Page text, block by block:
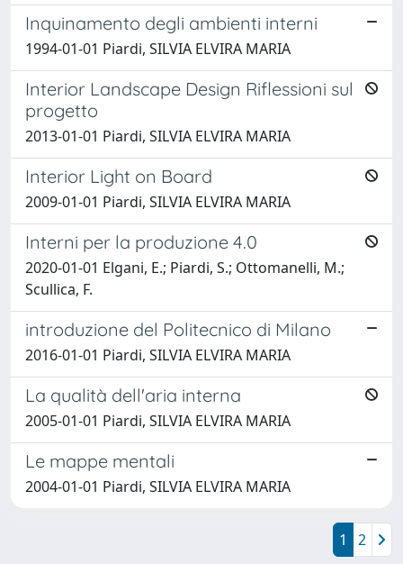
Inquinamento degli ambienti interni
1994-01-01 Piardi, SILVIA ELVIRA MARIA
Interior Landscape Design Riflessioni sul
progetto
2013-01-01 Piardi, SILVIA ELVIRA MARIA
Interior Light on Board
2009-01-01 Piardi, SILVIA ELVIRA MARIA
Interni per la produzione 4.0
2020-01-01 Elgani, E.; Piardi, S.; Ottomanelli, M.;
Scullica, F.
introduzione del Politecnico di Milano
2016-01-01 Piardi, SILVIA ELVIRA MARIA
La qualità dell'aria interna
2005-01-01 Piardi, SILVIA ELVIRA MARIA
Le mappe mentali
2004-01-01 Piardi, SILVIA ELVIRA MARIA
1 2